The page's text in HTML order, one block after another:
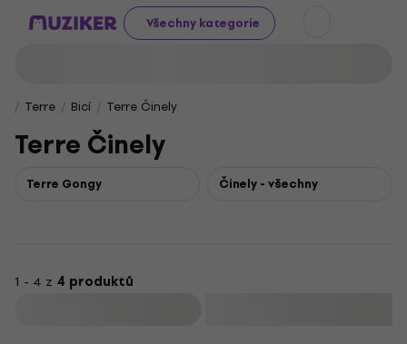
Všechny kategorie
Terre Bicí Terre Činely
Terre Činely
Terre Gongy Činely - všechny
1 - 4 z 4 produktů